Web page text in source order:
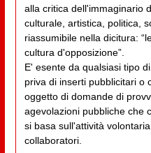
alla critica dell'immaginario
culturale, artistica, politica,
riassumibile nella dicitura:
cultura d'opposizione”.
E' esente da qualsiasi tipo
priva di inserti pubblicitari o
oggetto di domande di
agevolazioni pubbliche che
si basa sull'attività
collaboratori.